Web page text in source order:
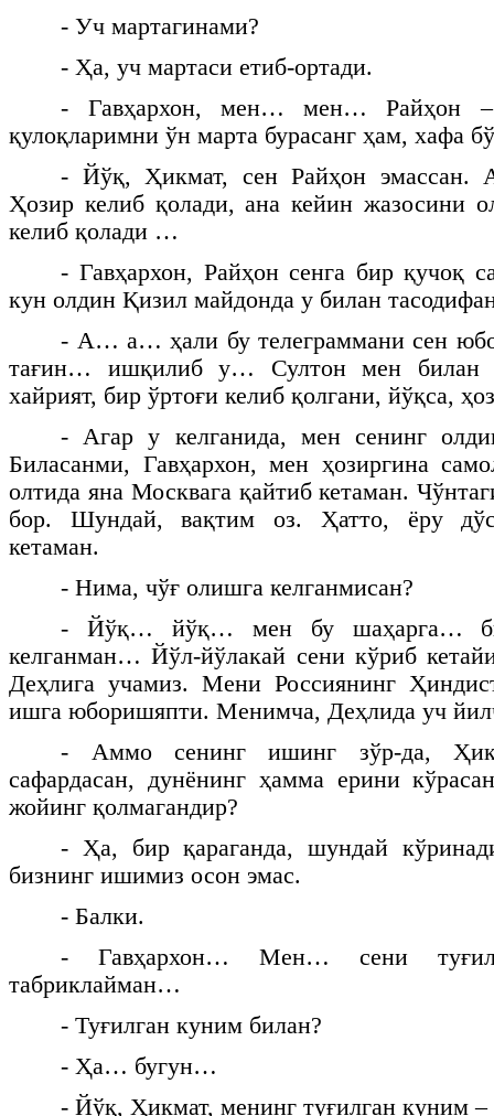
- Уч мартагинами?
- Ҳа, уч мартаси етиб-ортади.
- Гавҳархон, мен… мен… Райҳон –
қулоқларимни ўн марта бурасанг ҳам, хафа
- Йўқ, Ҳикмат, сен Райҳон эмассан.
Ҳозир келиб қолади, ана кейин жазосини
келиб қолади …
- Гавҳархон, Райҳон сенга бир қучоқ
кун олдин Қизил майдонда у билан
- А… а… ҳали бу телеграммани сен
тағин… ишқилиб у… Султон мен билан
хайрият, бир ўртоғи келиб қолгани, йўқса,
- Агар у келганида, мен сенинг
Биласанми, Гавҳархон, мен ҳозиргина
олтида яна Москвага қайтиб кетаман.
бор. Шундай, вақтим оз. Ҳатто, ёру
кетаман.
- Нима, чўғ олишга келганмисан?
- Йўқ… йўқ… мен бу шаҳарга…
келганман… Йўл-йўлакай сени кўриб
Деҳлига учамиз. Мени Россиянинг
ишга юборишяпти. Менимча, Деҳлида уч
- Аммо сенинг ишинг зўр-да,
сафардасан, дунёнинг ҳамма ерини
жойинг қолмагандир?
- Ҳа, бир қараганда, шундай
бизнинг ишимиз осон эмас.
- Балки.
- Гавҳархон… Мен… сени
табриклайман…
- Туғилган куним билан?
- Ҳа… бугун…
- Йўқ, Ҳикмат, менинг туғилган куним